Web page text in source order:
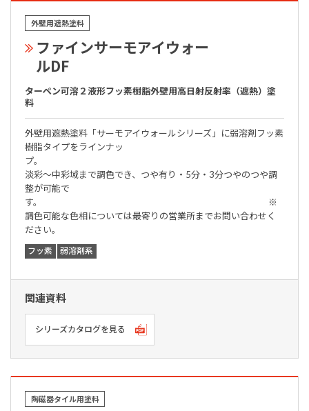
外壁用遮熱塗料
ファインサーモアイウォー
ルDF
ターペン可溶２液形フッ素樹脂外壁用高日射反射率（遮熱）塗
料
外壁用遮熱塗料「サーモアイウォールシリーズ」に弱溶剤フッ素
樹脂タイプをラインナッ
プ。
淡彩～中彩域まで調色でき、つや有り・5分・3分つやのつや調
整が可能で
す。 ※
調色可能な色相については最寄りの営業所までお問い合わせく
ださい。
フッ素 弱溶剤系
関連資料
シリーズカタログを見る
陶磁器タイル用塗料